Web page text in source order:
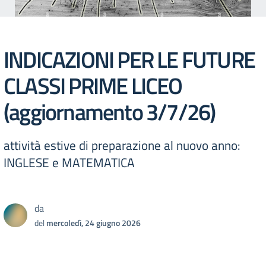
INDICAZIONI PER LE FUTURE
CLASSI PRIME LICEO
(aggiornamento 3/7/26)
attività estive di preparazione al nuovo anno:
INGLESE e MATEMATICA
da
delmercoledì, 24 giugno 2026